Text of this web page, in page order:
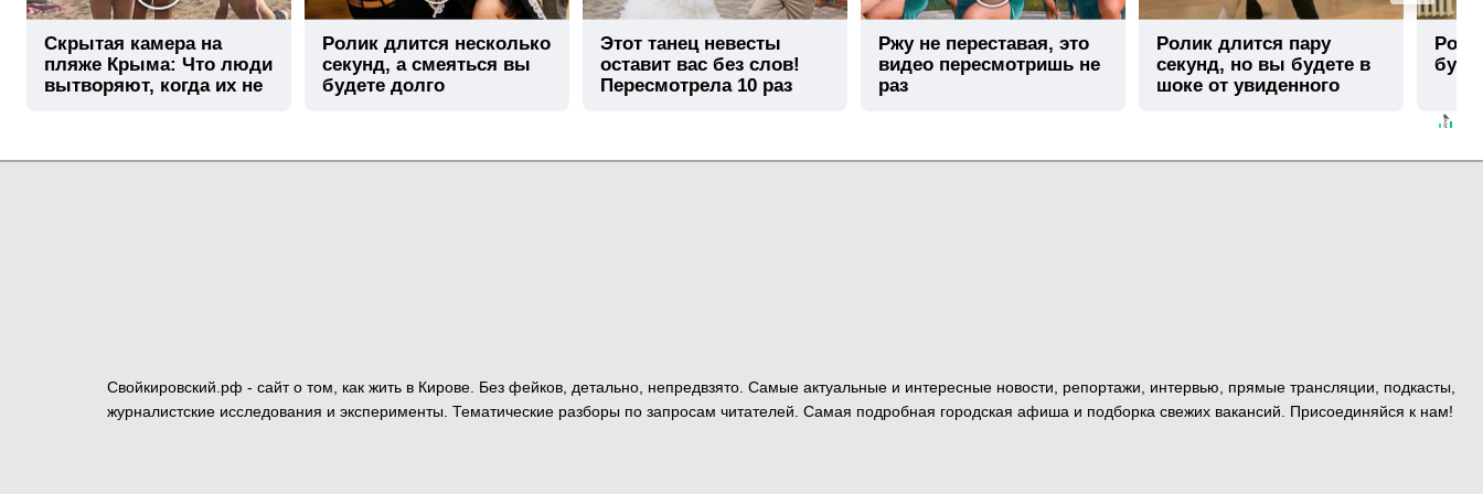
Скрытая камера на
пляже Крыма: Что люди
вытворяют, когда их не
Ролик длится несколько
секунд, а смеяться вы
будете долго
Этот танец невесты
оставит вас без слов!
Пересмотрела 10 раз
Ржу не переставая, это
видео пересмотришь не
раз
Ролик длится пару
секунд, но вы будете в
шоке от увиденного
Свойкировский.рф - сайт о том, как жить в Кирове. Без фейков, детально, непредвзято. Самые актуальные и интересные новости, репортажи, интервью, прямые трансляции, подкасты,
журналистские исследования и эксперименты. Тематические разборы по запросам читателей. Самая подробная городская афиша и подборка свежих вакансий. Присоединяйся к нам!